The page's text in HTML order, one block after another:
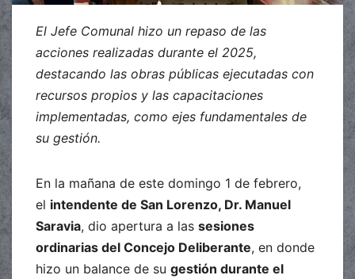
El Jefe Comunal hizo un repaso de las
acciones realizadas durante el 2025,
destacando las obras públicas ejecutadas con
recursos propios y las capacitaciones
implementadas, como ejes fundamentales de
su gestión.
En la mañana de este domingo 1 de febrero,
el intendente de San Lorenzo, Dr. Manuel
Saravia, dio apertura a las sesiones
ordinarias del Concejo Deliberante, en donde
hizo un balance de su gestión durante el